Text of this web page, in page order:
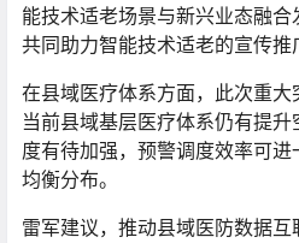
能技术适老场景与新兴业态融
共同助力智能技术适老的宣传推
在县域医疗体系方面，此次重
当前县域基层医疗体系仍有提
度有待加强，预警调度效率可
均衡分布。
雷军建议，推动县域医防数据